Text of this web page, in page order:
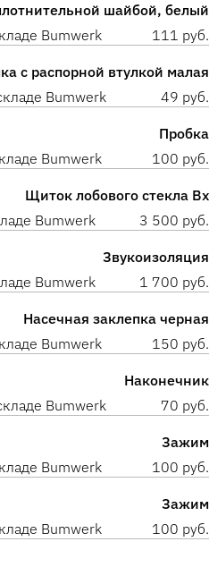
шайбой, белый
Bumwerk 111 руб.
с распорной втулкой малая
Bumwerk 49 руб.
Пробка
Bumwerk 100 руб.
Щиток лобового стекла Вх
Bumwerk 3 500 руб.
Звукоизоляция
Bumwerk 1 700 руб.
Насечная заклепка черная
Bumwerk 150 руб.
Наконечник
Bumwerk 70 руб.
Зажим
Bumwerk 100 руб.
Зажим
Bumwerk 100 руб.